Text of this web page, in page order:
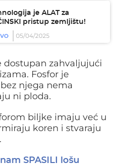
je ALAT za
pristup zemljištu!
05/04/2025
dostupan zahvaljujući
Fosfor je
njega nema
ni ploda.
biljke imaju već u
koren i stvaraju
SPASILI lošu